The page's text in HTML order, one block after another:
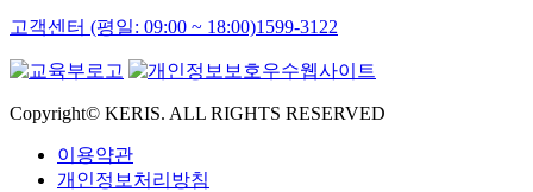
고객센터 (평일: 09:00 ~ 18:00)1599-3122
Copyright© KERIS. ALL RIGHTS RESERVED
이용약관
개인정보처리방침